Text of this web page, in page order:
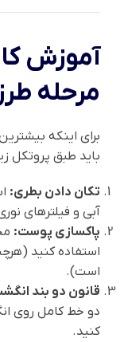
آموزش
مرحله
باید طبق پروتکل
تکان دادن بطری:
آبی و فیلترهای
پاکسازی پوست:
استفاده کنید
است).
قانون دو بند
دو خط کامل روی
کنید.